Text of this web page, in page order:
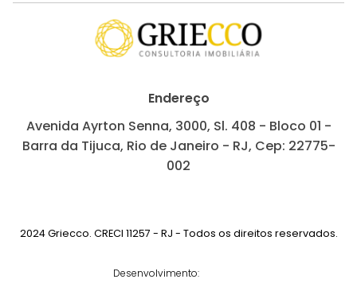
Endereço
Avenida Ayrton Senna, 3000, Sl. 408 - Bloco 01 -
Barra da Tijuca, Rio de Janeiro - RJ, Cep: 22775-
002
2024 Griecco. CRECI 11257 - RJ - Todos os direitos reservados.
Desenvolvimento: